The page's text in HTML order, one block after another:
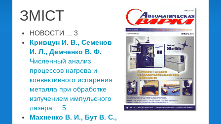
ЗМІСТ
НОВОСТИ ... 3
Кривцун И. В., Семенов
И. Л., Демченко В. Ф.
Численный анализ
процессов нагрева и
конвективного испарения
металла при обработке
излучением импульсного
лазера ... 5
Махненко В. И., Бут В. С.,